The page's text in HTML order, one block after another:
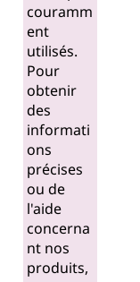
couramm
ent
utilisés.
Pour
obtenir
des
informati
ons
précises
ou de
l'aide
concerna
nt nos
produits,